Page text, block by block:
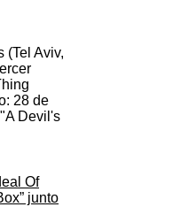
(Tel Aviv,
28 de
Devil's